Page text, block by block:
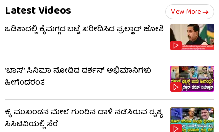
Latest Videos View More
ಒಡಿಶಾದಲ್ಲಿ ಕೈಮಗ್ಗದ ಬಟ್ಟೆ ಖರೀದಿಸಿದ ಪ್ರಲ್ಹಾದ್ ಜೋಶಿ
‘ಬಾಸ್’ ಸಿನಿಮಾ ನೋಡಿದ ದರ್ಶನ್ ಅಭಿಮಾನಿಗಳು
ಹೀಗೆಂದರಂತೆ
ಕೈ ಮುಖಂಡನ ಮೇಲೆ ಗುಂಡಿನ ದಾಳಿ ನಡೆಸಿರುವ ದೃಶ್ಯ
ಸಿಸಿಟಿವಿಯಲ್ಲಿ ಸೆರೆ